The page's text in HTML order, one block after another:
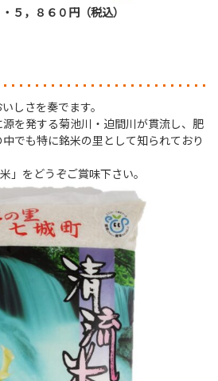
５，８６０円（税込）
しさを奏でます。
を発する菊池川・迫間川が貫流し、肥
でも特に銘米の里として知られており
」をどうぞご賞味下さい。